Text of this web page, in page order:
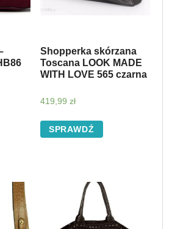
Shopperka skórzana
Toscana LOOK MADE
WITH LOVE 565 czarna
419,99 zł
SPRAWDŹ